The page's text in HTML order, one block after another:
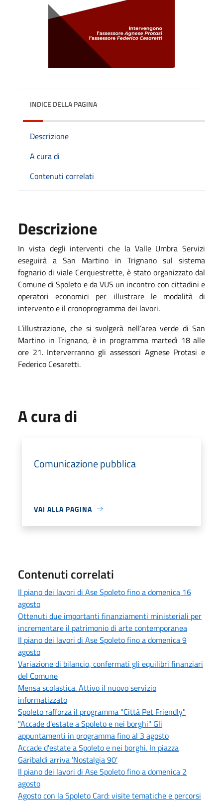
INDICE DELLA PAGINA
Descrizione
A cura di
Contenuti correlati
Descrizione
In vista degli interventi che la Valle Umbra Servizi
eseguirà a San Martino in Trignano sul sistema
fognario di viale Cerquestrette, è stato organizzato dal
Comune di Spoleto e da VUS un incontro con cittadini e
operatori economici per illustrare le modalità di
intervento e il cronoprogramma dei lavori.
L’illustrazione, che si svolgerà nell’area verde di San
Martino in Trignano, è in programma martedì 18 alle
ore 21. Interverranno gli assessori Agnese Protasi e
Federico Cesaretti.
A cura di
Comunicazione pubblica
VAI ALLA PAGINA
Contenuti correlati
Il piano dei lavori di Ase Spoleto fino a domenica 16
agosto
Ottenuti due importanti finanziamenti ministeriali per
incrementare il patrimonio di arte contemporanea
Il piano dei lavori di Ase Spoleto fino a domenica 9
agosto
Variazione di bilancio, confermati gli equilibri finanziari
del Comune
Mensa scolastica. Attivo il nuovo servizio
informatizzato
Spoleto rafforza il programma "Città Pet Friendly"
"Accade d'estate a Spoleto e nei borghi" Gli
appuntamenti in programma fino al 3 agosto
Accade d'estate a Spoleto e nei borghi. In piazza
Garibaldi arriva 'Nostalgia 90'
Il piano dei lavori di Ase Spoleto fino a domenica 2
agosto
Agosto con la Spoleto Card: visite tematiche e percorsi